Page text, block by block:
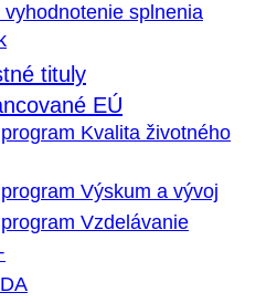
vyhodnotenie splnenia
tituly
EÚ
Kvalita životného
Výskum a vývoj
Vzdelávanie